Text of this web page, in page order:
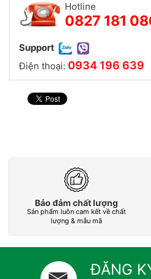
Hotline
0827 181
Support
Điện thoại: 0934 196 639
Bảo đảm chất lượng
Sản phẩm luôn cam kết về chất
lượng & mẫu mã
ĐĂNG